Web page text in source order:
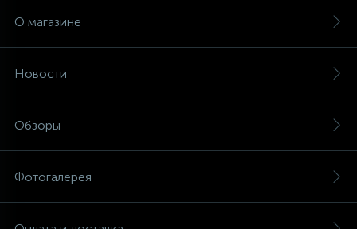
О магазине
Новости
Обзоры
Фотогалерея